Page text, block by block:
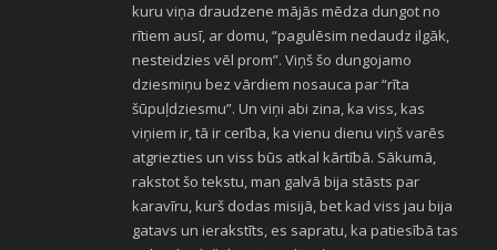
kuru viņa draudzene mājās mēdza dungot no
rītiem ausī, ar domu, “pagulēsim nedaudz ilgāk,
nesteidzies vēl prom”. Viņš šo dungojamo
dziesmiņu bez vārdiem nosauca par “rīta
šūpuļdziesmu”. Un viņi abi zina, ka viss, kas
viņiem ir, tā ir cerība, ka vienu dienu viņš varēs
atgriezties un viss būs atkal kārtībā. Sākumā,
rakstot šo tekstu, man galvā bija stāsts par
karavīru, kurš dodas misijā, bet kad viss jau bija
gatavs un ierakstīts, es sapratu, ka patiesībā tas